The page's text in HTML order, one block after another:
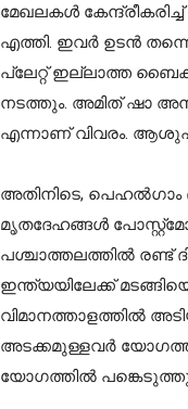
മേഖലകള്‍
എത്തി. ഇവര്‍ ഉടന്‍
പ്ലേറ്റ് ഇല്ലാത്ത
നടത്തും. അമിത് ഷാ
എന്നാണ് വിവരം.
അതിനിടെ, പെഹല്‍ഗാം
മൃതദേഹങ്ങള്‍
പശ്ചാത്തലത്തില്‍ രണ്ട്
ഇന്ത്യയിലേക്ക്
വിമാനത്താളത്തില്‍
അടക്കമുള്ളവര്‍
യോഗത്തില്‍